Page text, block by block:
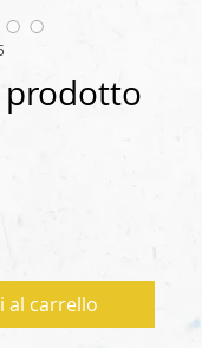
prodotto
al carrello